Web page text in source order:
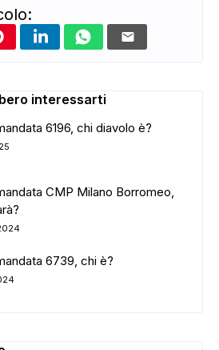
interessarti
6196, chi diavolo è?
CMP Milano Borromeo,
6739, chi è?